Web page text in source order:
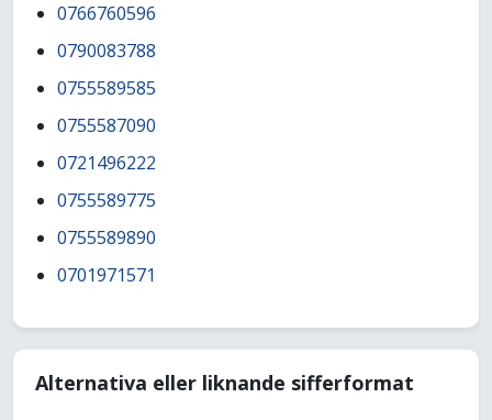
0766760596
0790083788
0755589585
0755587090
0721496222
0755589775
0755589890
0701971571
Alternativa eller liknande sifferformat